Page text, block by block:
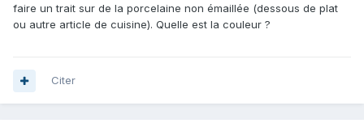
faire un trait sur de la porcelaine non émaillée (dessous de plat
ou autre article de cuisine). Quelle est la couleur ?
Citer